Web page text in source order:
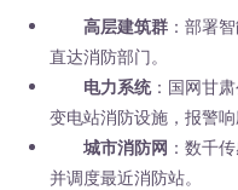
高层建筑群 ：部署
直达消防部门。
电力系统：国网甘
变电站消防设施，报警响
城市消防网 ：数千
并调度最近消防站。